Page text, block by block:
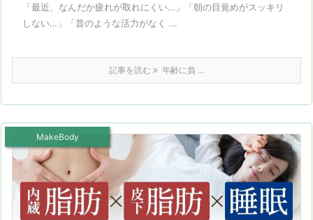
「最近、なんだか疲れが取れにくい…」「朝の目覚めがスッキリ
しない…」「昔のような活力がなく ...
記事を読む 年齢に負 ...
MakeBody